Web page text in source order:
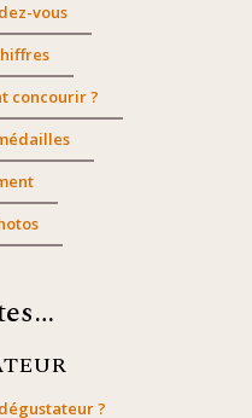
vous
concourir ?
?